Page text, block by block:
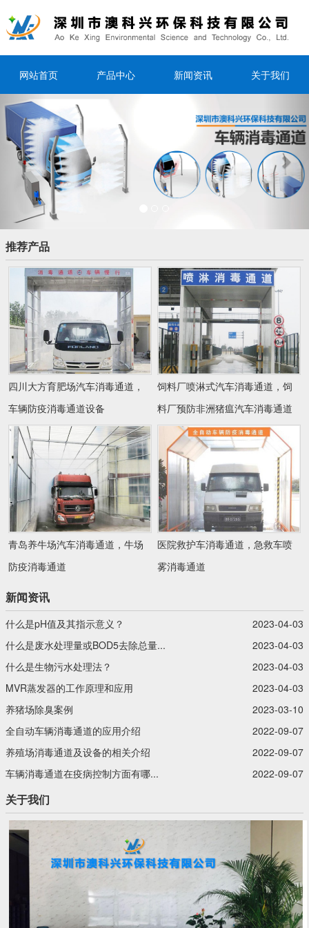
网站首页 产品中心 新闻资讯 关于我们
Previous
推荐产品
四川大方育肥场汽车消毒通道，
车辆防疫消毒通道设备
饲料厂喷淋式汽车消毒通道，饲
料厂预防非洲猪瘟汽车消毒通道
青岛养牛场汽车消毒通道，牛场
防疫消毒通道
医院救护车消毒通道，急救车喷
雾消毒通道
新闻资讯
什么是pH值及其指示意义？‍
2023-04-03
什么是废水处理量或BOD5去除总量...
2023-04-03
什么是生物污水处理法？‍
2023-04-03
MVR蒸发器的工作原理和应用
2023-04-03
养猪场除臭案例
2023-03-10
全自动车辆消毒通道的应用介绍
2022-09-07
养殖场消毒通道及设备的相关介绍
2022-09-07
车辆消毒通道在疫病控制方面有哪...
2022-09-07
关于我们